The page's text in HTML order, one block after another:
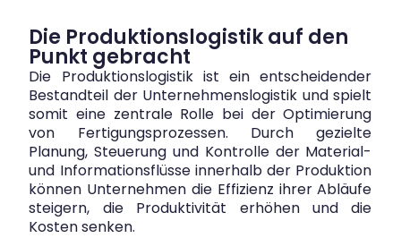
Die Produktionslogistik auf den
Punkt gebracht
Die Produktionslogistik ist ein entscheidender
Bestandteil der Unternehmenslogistik und spielt
somit eine zentrale Rolle bei der Optimierung
von Fertigungsprozessen. Durch gezielte
Planung, Steuerung und Kontrolle der Material-
und Informationsflüsse innerhalb der Produktion
können Unternehmen die Effizienz ihrer Abläufe
steigern, die Produktivität erhöhen und die
Kosten senken.